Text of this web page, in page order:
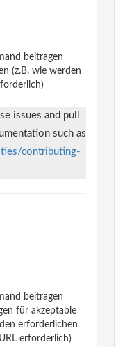
beitragen
(z.B. wie werden
issues and pull
such as
contributing-
beitragen
für akzeptable
erforderlichen
erforderlich)